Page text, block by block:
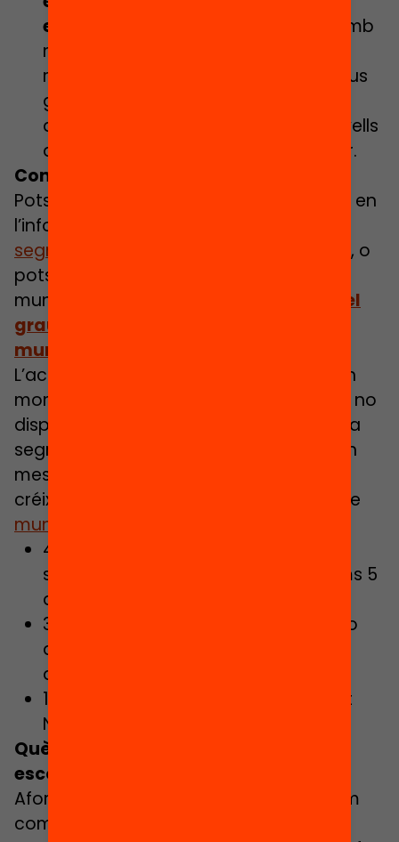
educatius i socials.
Les societats amb
més segregació escolar estan
relacionades amb resultats educatius
globals baixos, alts nivells
d’abandonament escolar, pitjors nivells
de cohesió social o alts nivells d’atur.
Com està el meu municipi?
Pots consultar com està el teu municipi en
l’informe complet “
segregació escolar a Catalunya -2020
”, o
pots consultar les dades clau dels
municipis en el document
Vols saber el
grau de segregació escolar del teu
municipi?
L’actual crisi de la COVID-19 arriba en un
moment delicat, ja que molts municipis no
disposen de mesures efectives contra la
segregació escolar. Si no s’implementen
mesures urgents, la segregació podria
créixer ràpidament. Alguns dels grups de
municipis que més preocupen
44 municipis tenen nivells de
segregació escolar alta i en els últims 5
anys han empitjorat
33 municipis amb alta segregació no
disposen d’Oficina Municipal
d’Escolarització (OME)
19 municipis no identifiquen alumnat
NESE B
Què es pot fer contra la segregació
escolar?
Afortunadament avui en dia se sap com
combatre de manera efectiva la